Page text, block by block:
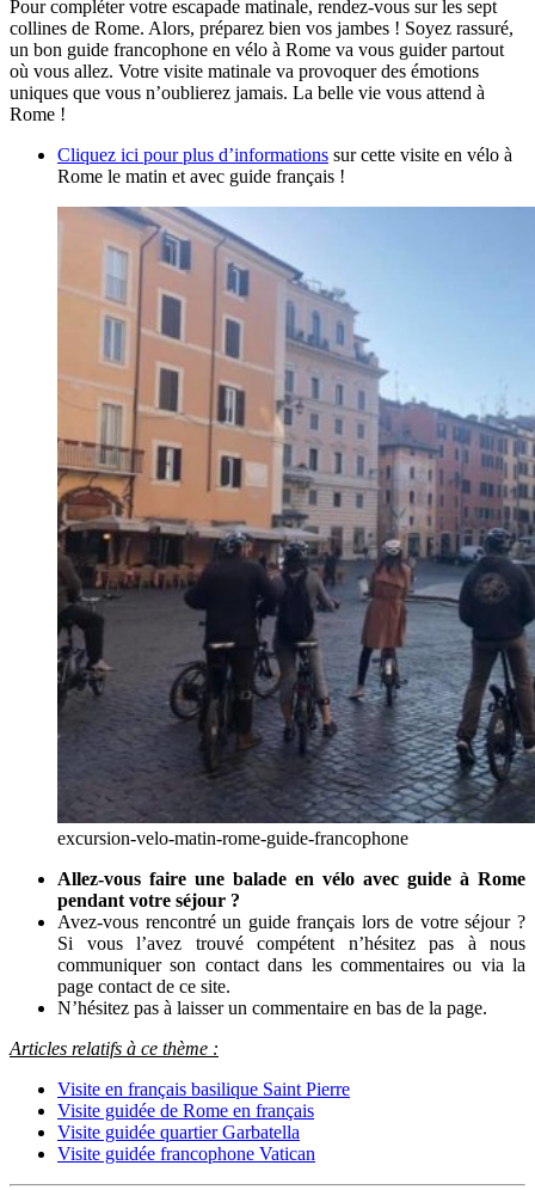
Pour compléter votre escapade matinale, rendez-vous sur les sept
collines de Rome. Alors, préparez bien vos jambes ! Soyez rassuré,
un bon guide francophone en vélo à Rome va vous guider partout
où vous allez. Votre visite matinale va provoquer des émotions
uniques que vous n’oublierez jamais. La belle vie vous attend à
Rome !
Cliquez ici pour plus d’informations sur cette visite en vélo à
Rome le matin et avec guide français !
excursion-velo-matin-rome-guide-francophone
Allez-vous faire une balade en vélo avec guide à Rome
pendant votre séjour ?
Avez-vous rencontré un guide français lors de votre séjour ?
Si vous l’avez trouvé compétent n’hésitez pas à nous
communiquer son contact dans les commentaires ou via la
page contact de ce site.
N’hésitez pas à laisser un commentaire en bas de la page.
Articles relatifs à ce thème :
Visite en français basilique Saint Pierre
Visite guidée de Rome en français
Visite guidée quartier Garbatella
Visite guidée francophone Vatican